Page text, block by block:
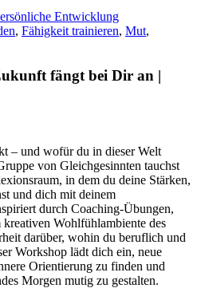
Entwicklung
, Fähigkeit trainieren, Mut,
fängt bei Dir an |
– und wofür du in dieser Welt
von Gleichgesinnten tauchst
in dem du deine Stärken,
und dich mit deinem
durch Coaching-Übungen,
Wohlfühlambiente des
darüber, wohin du beruflich und
Workshop lädt dich ein, neue
Orientierung zu finden und
Morgen mutig zu gestalten.